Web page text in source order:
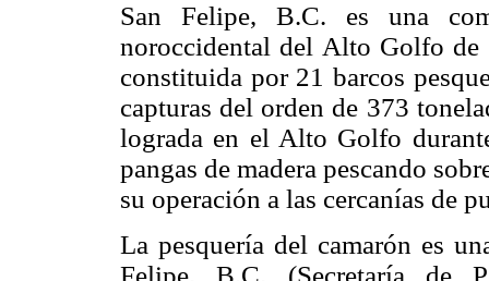
San Felipe, B.C. es una
noroccidental del Alto Golfo
constituida por 21 barcos
capturas del orden de 373
lograda en el Alto Golfo
pangas de madera pescando
su operación a las cercanías de
La pesquería del camarón es
Felipe, B.C. (Secretaría de